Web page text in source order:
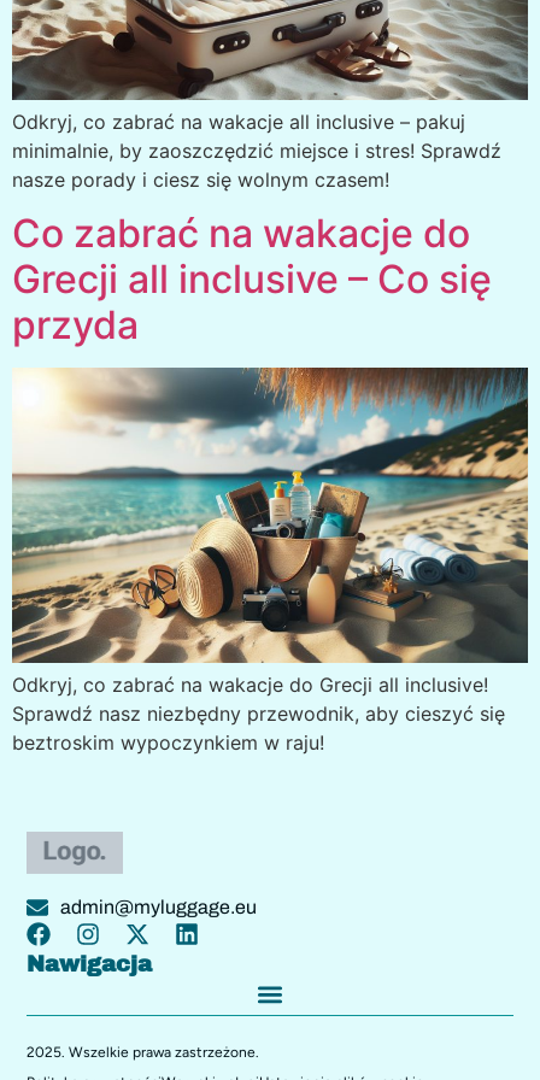
Odkryj, co zabrać na wakacje all inclusive – pakuj
minimalnie, by zaoszczędzić miejsce i stres! Sprawdź
nasze porady i ciesz się wolnym czasem!
Co zabrać na wakacje do
Grecji all inclusive – Co się
przyda
Odkryj, co zabrać na wakacje do Grecji all inclusive!
Sprawdź nasz niezbędny przewodnik, aby cieszyć się
beztroskim wypoczynkiem w raju!
admin@myluggage.eu
Nawigacja
2025. Wszelkie prawa zastrzeżone.